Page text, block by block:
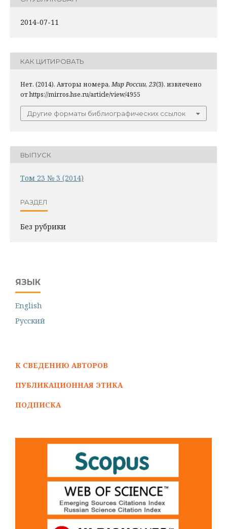
2014-07-11
КАК ЦИТИРОВАТЬ
Нет. (2014). Авторы номера. Мир России, 23(3). извлечено
от https://mirros.hse.ru/article/view/4955
Другие форматы библиографических ссылок
ВЫПУСК
Том 23 № 3 (2014)
РАЗДЕЛ
Без рубрики
ЯЗЫК
English
Русский
К СВЕДЕНИЮ АВТОРОВ
ПУБЛИКАЦИОННАЯ ЭТИКА
ПОДПИСКА